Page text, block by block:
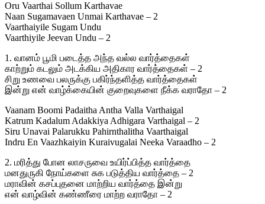
Oru Vaarthai Sollum Karthavae
Naan Sugamavaen Unmai Karthavae – 2
Vaarthaiyile Sugam Undu
Vaarthiyile Jeevan Undu – 2
1. வானம் பூமி படைத்த அந்த வல்ல வார்த்தைகள்
காற்றும் கடலும் அடக்கிய அதிகார வார்த்தைகள் – 2
சிறு உணவை பலருக்கு பகிர்ந்தளித்த வார்த்தைகள்
இன்று என் வாழ்க்கையின் குறைவுகளை நீக்க வராதோ – 2
Vaanam Boomi Padaitha Antha Valla Varthaigal
Katrum Kadalum Adakkiya Adhigara Varthaigal – 2
Siru Unavai Palarukku Pahirnthalitha Vaarthaigal
Indru En Vaazhkaiyin Kuraivugalai Neeka Varaadho – 2
2. மரித்து போன லாசருவை உயிர்ப்பித்த வார்த்தை
மனதுருகி நோய்களை சுக படுத்திய வார்த்தை – 2
மராவின் கசப்புதனை மாற்றிய வார்த்தை இன்று
என் வாழ்வின் கண்ணீரை மாற்ற வராதோ – 2